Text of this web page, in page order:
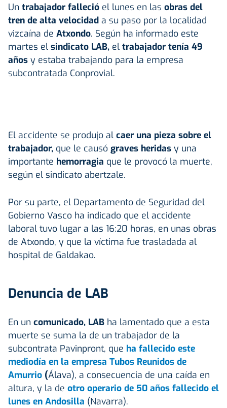
Un trabajador falleció el lunes en las obras del
tren de alta velocidad a su paso por la localidad
vizcaína de Atxondo. Según ha informado este
martes el sindicato LAB, el trabajador tenía 49
años y estaba trabajando para la empresa
subcontratada Conprovial.
El accidente se produjo al caer una pieza sobre el
trabajador, que le causó graves heridas y una
importante hemorragia que le provocó la muerte,
según el sindicato abertzale.
Por su parte, el Departamento de Seguridad del
Gobierno Vasco ha indicado que el accidente
laboral tuvo lugar a las 16:20 horas, en unas obras
de Atxondo, y que la víctima fue trasladada al
hospital de Galdakao.
Denuncia de LAB
En un comunicado, LAB ha lamentado que a esta
muerte se suma la de un trabajador de la
subcontrata Pavinpront, que ha fallecido este
mediodía en la empresa Tubos Reunidos de
Amurrio (Álava), a consecuencia de una caída en
altura, y la de otro operario de 50 años fallecido el
lunes en Andosilla (Navarra).